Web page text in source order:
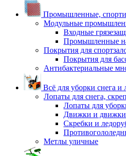
Промышленные,
Модульные
Входные
Промышленные
Покрытия для
Покрытия для
Антибактериальные
Всё для уборки снега и
Лопаты для снега,
Лопаты для
Движки и
Скребки и
Метлы уличные